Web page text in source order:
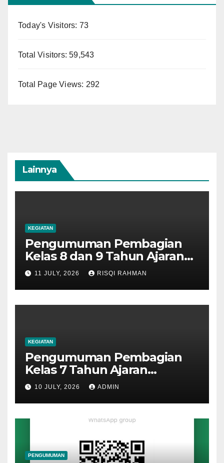
Today's Visitors: 73
Total Visitors:59,543
Total Page Views: 292
Lainnya
KEGIATAN
Pengumuman Pembagian
Kelas 8 dan 9 Tahun Ajaran
2026-2027
11 JULY, 2026 RISQI RAHMAN
KEGIATAN
Pengumuman Pembagian
Kelas 7 Tahun Ajaran
2026/2027
10 JULY, 2026 ADMIN
PENGUMUMAN